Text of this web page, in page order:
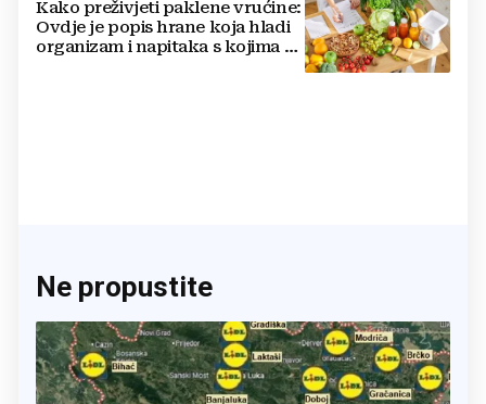
Kako preživjeti paklene vrućine:
Ovdje je popis hrane koja hladi
organizam i napitaka s kojima si
Ne propustite